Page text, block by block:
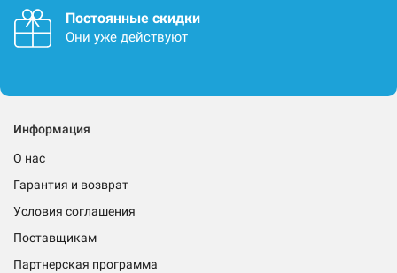
Постоянные скидки
Они уже действуют
Информация
О нас
Гарантия и возврат
Условия соглашения
Поставщикам
Партнерская программа